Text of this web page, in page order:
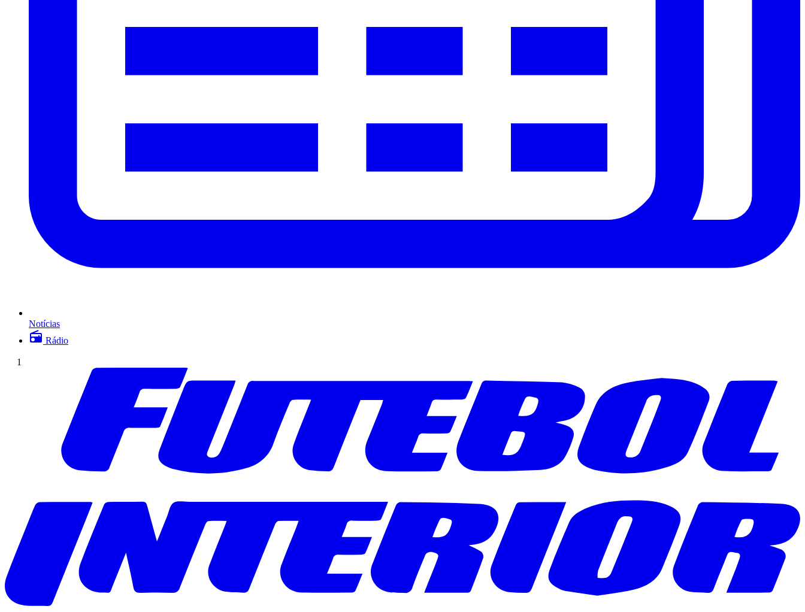
Notícias
Rádio
1